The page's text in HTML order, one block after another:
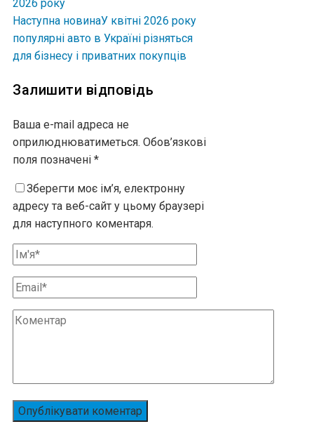
Наступна новинаУ квітні 2026 року
популярні авто в Україні різняться
для бізнесу і приватних покупців
Залишити відповідь
Ваша e-mail адреса не
оприлюднюватиметься. Обов’язкові
поля позначені *
Зберегти моє ім’я, електронну
адресу та веб-сайт у цьому браузері
для наступного коментаря.